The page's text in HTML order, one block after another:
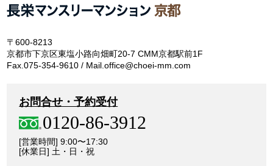
〒600-8213
京都市下京区東塩小路向畑町20-7 CMM京都駅前1F
Fax.075-354-9610 / Mail.office@choei-mm.com
お問合せ・予約受付
0120-86-3912
[営業時間] 9:00〜17:30
[休業日] 土・日・祝